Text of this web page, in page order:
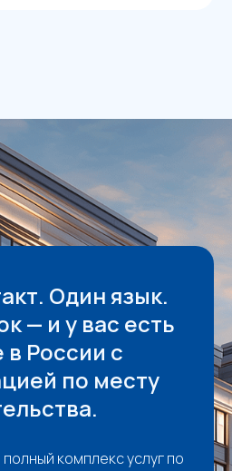
Один язык.
— и у вас есть
России с
по месту
полный комплекс услуг по